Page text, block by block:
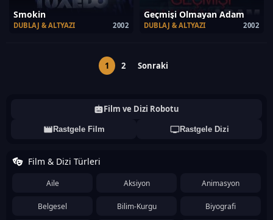
Smokin
2002
DUBLAJ & ALTYAZI
Geçmişi Olmayan Adam
2002
DUBLAJ & ALTYAZI
1 2 Sonraki
Film ve Dizi Robotu
Rastgele Film Rastgele Dizi
Film & Dizi Türleri
Aile Aksiyon Animasyon
Belgesel Bilim-Kurgu Biyografi